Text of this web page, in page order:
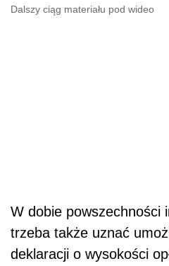
Dalszy ciąg materiału pod wideo
W dobie powszechności
trzeba także uznać
deklaracji o wysokości